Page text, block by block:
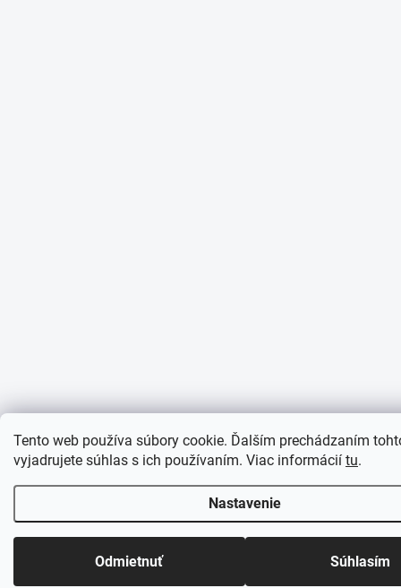
Tento web používa súbory cookie. Ďalším prechádzaním
vyjadrujete súhlas s ich používaním. Viac informácií tu.
Nastavenie
Odmietnuť Súhlasím